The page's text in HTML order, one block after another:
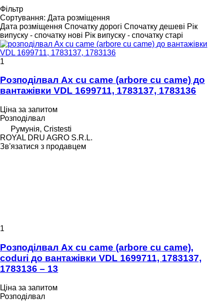
Фільтр
Сортування: Дата розміщення
Дата розміщення Спочатку дорогі Спочатку дешеві Рік
випуску - спочатку нові Рік випуску - спочатку старі
1
Розподілвал Ax cu came (arbore cu came) до
вантажівки VDL 1699711, 1783137, 1783136
Ціна за запитом
Розподілвал
Румунія, Cristesti
ROYAL DRU AGRO S.R.L.
Зв'язатися з продавцем
1
Розподілвал Ax cu came (arbore cu came),
coduri до вантажівки VDL 1699711, 1783137,
1783136 – 13
Ціна за запитом
Розподілвал